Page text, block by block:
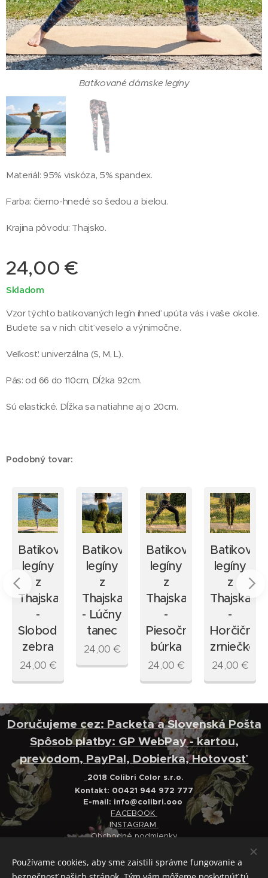
Batikované dámske legíny
Batikované dámske legíny
Materiál: 95% viskóza, 5% spandex.
Farba: čierno-hnedé so šedou a bielou.
Krajina pôvodu: Thajsko.
24,00 €
Skladom
Vzor týchto batikovaných legín ihneď upúta vás i vaše okolie.
Budete sa v nich cítiť veselo a výnimočne.
Veľkosť: univerzálna (S, M, L).
Pás: od 66 do 110cm, Dĺžka 92cm.
Sú elastické. Dĺžka sa natiahne aj o 20cm.
Podobný tovar:
Batikované
legíny
z
Thajska
-
Slobodná
zebra
24,00 €
Batikované
legíny
z
Thajska
- Lúčny
tanec
24,00 €
Batikované
legíny
z
Thajska
-
Piesočná
búrka
24,00 €
legíny
z
Thajska
-
Horčičné
zrniečko
24,00 €
Doručujeme cez: Packeta a Slovenská Pošta
Spôsob platby: GP WebPay - kartou,
prevodom, PayPal, Dobierka, Hotovosť
2018 Colibri Color s.r.o.
Kontakt: 00421 944 972 777
E-mail: info@colibri.ooo
FACEBOOK
INSTAGRAM
Obchodné podmienky
Reklamačný poriadok
Cookies
Používame cookies, aby sme zaistili správne fungovanie a